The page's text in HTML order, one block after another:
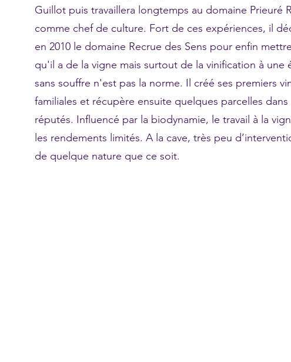
Guillot puis travaillera longtemps au domaine Prieuré
comme chef de culture. Fort de ces expériences, il
en 2010 le domaine Recrue des Sens pour enfin
qu'il a de la vigne mais surtout de la vinification à une
sans souffre n'est pas la norme. Il créé ses premiers
familiales et récupère ensuite quelques parcelles
réputés. Influencé par la biodynamie, le travail à la
les rendements limités. A la cave, très peu
de quelque nature que ce soit.